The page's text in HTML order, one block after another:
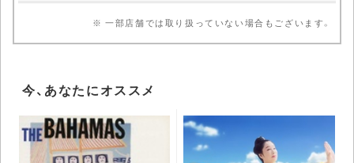
※ 一部店舗では取り扱っていない場合もございます。
今、あなたにオススメ